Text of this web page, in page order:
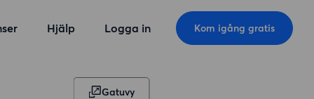
Hjälp Logga in Kom igång gratis
Gatuvy